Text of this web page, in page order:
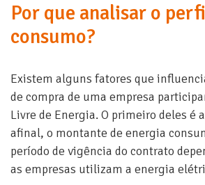
Por que analisar o
consumo?
Existem alguns fatores que
de compra de uma empresa
Livre de Energia. O primeiro deles é
afinal, o montante de energia
período de vigência do contrato
as empresas utilizam a energia